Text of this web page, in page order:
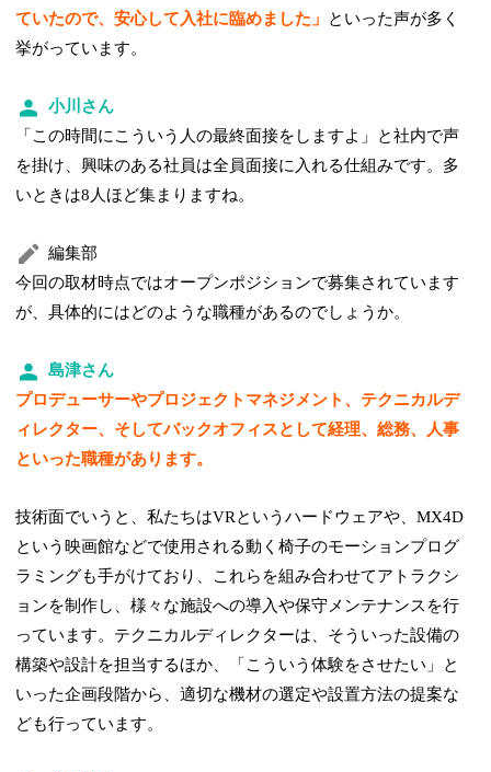
ていたので、安心して入社に臨めました」
といった声が多く
挙がっています。
小川さん
「この時間にこういう人の最終面接をしますよ」と社内で声
を掛け、興味のある社員は全員面接に入れる仕組みです。多
いときは8人ほど集まりますね。
編集部
今回の取材時点ではオープンポジションで募集されています
が、具体的にはどのような職種があるのでしょうか。
島津さん
プロデューサーやプロジェクトマネジメント、テクニカルデ
ィレクター、そしてバックオフィスとして経理、総務、人事
といった職種があります。
技術面でいうと、私たちはVRというハードウェアや、MX4D
という映画館などで使用される動く椅子のモーションプログ
ラミングも手がけており、これらを組み合わせてアトラクシ
ョンを制作し、様々な施設への導入や保守メンテナンスを行
っています。テクニカルディレクターは、そういった設備の
構築や設計を担当するほか、「こういう体験をさせたい」と
いった企画段階から、適切な機材の選定や設置方法の提案な
ども行っています。